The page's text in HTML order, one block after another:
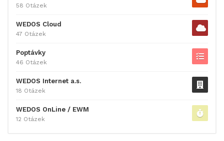
58 Otázek
WEDOS Cloud
47 Otázek
Poptávky
46 Otázek
WEDOS Internet a.s.
18 Otázek
WEDOS OnLine / EWM
12 Otázek